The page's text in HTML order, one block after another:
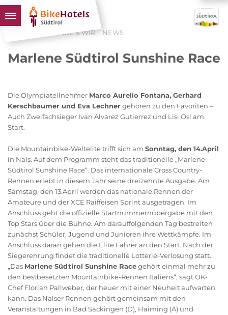
SÜDTIROL & WIR
SCHLUSSLICHTER
SÜDTIROL & WIR NEWS
Marlene Südtirol Sunshine Race
Die Olympiateilnehmer Marco Aurelio Fontana, Gerhard
Kerschbaumer und Eva Lechnergehören zu den Favoriten –
Auch Zweifachsieger Ivan Alvarez Gutierrez und Lisi Osl am
Start.
Die Mountainbike-Weltelite trifft sich am Sonntag, den 14.April
in Nals. Auf dem Programm steht das traditionelle „Marlene
Südtirol Sunshine Race“. Das internationale Cross Country-
Rennen erlebt in diesem Jahr seine dreizehnte Ausgabe. Am
Samstag, den 13.April werden das nationale Rennen der
Amateure und der XCE Raiffeisen Sprint ausgetragen. Im
Anschluss geht die offizielle Startnummernübergabe mit den
Top Stars über die Bühne. Am darauffolgenden Tag bestreiten
zunächst Schüler, Jugend und Junioren ihre Wettkämpfe. Im
Anschluss daran gehen die Elite Fahrer an den Start. Nach der
Siegerehrung findet die traditionelle Lotterie-Verlosung statt.
„Das Marlene Südtirol Sunshine Racegehört einmal mehr zu
den bestbesetzten Mountainbike-Rennen Italiens“, sagt OK-
Chef Florian Pallweber, der heuer mit einer Neuheit aufwarten
kann. Das Nalser Rennen gehört gemeinsam mit den
Veranstaltungen in Bad Säckingen (D), Haiming (A) und